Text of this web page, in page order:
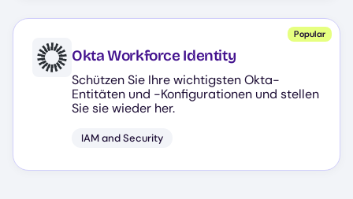
Popular
Okta Workforce Identity
Schützen Sie Ihre wichtigsten Okta-
Entitäten und -Konfigurationen und stellen
Sie sie wieder her.
IAM and Security